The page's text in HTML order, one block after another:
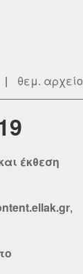
| θεμ. αρχείο
έκθεση
,